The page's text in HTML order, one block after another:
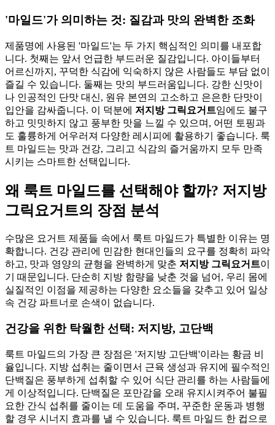
'마일드'가 의미하는 것: 질감과 맛의 완벽한 조화
제품명에 사용된 '마일드'는 두 가지 핵심적인 의미를 내포합
니다. 첫째는 앞서 언급한 부드러운 질감입니다. 아이들부터
어르신까지, 꾸덕한 식감에 익숙하지 않은 사람들도 부담 없이
즐길 수 있습니다. 둘째는 맛의 부드러움입니다. 강한 신맛이
나 인공적인 단맛 대신, 원유 본연의 고소하고 은은한 단맛이
입안을 감싸줍니다. 이 덕분에 저지방 그릭요거트임에도 불구
하고 밋밋하지 않고 풍부한 맛을 느낄 수 있으며, 어떤 토핑과
도 훌륭하게 어우러져 다양한 레시피에 활용하기 좋습니다. 룩
트 마일드는 맛과 건강, 그리고 식감의 즐거움까지 모두 만족
시키는 스마트한 선택입니다.
왜 룩트 마일드를 선택해야 할까? 저지방
그릭요거트의 장점 분석
수많은 요거트 제품들 속에서 룩트 마일드가 특별한 이유는 명
확합니다. 건강 관리에 민감한 현대인들의 요구를 정확히 파악
하고, 맛과 영양의 균형을 완벽하게 맞춘 저지방 그릭요거트이
기 때문입니다. 단순히 지방 함량을 낮춘 것을 넘어, 우리 몸에
실질적인 이점을 제공하는 다양한 요소들을 갖추고 있어 일상
속 건강 파트너로 손색이 없습니다.
건강을 위한 탁월한 선택: 저지방, 고단백
룩트 마일드의 가장 큰 장점은 '저지방 고단백'이라는 황금 비
율입니다. 지방 섭취는 줄이면서 근육 생성과 유지에 필수적인
단백질은 풍부하게 섭취할 수 있어 식단 관리를 하는 사람들에
게 이상적입니다. 단백질은 포만감을 오래 유지시켜주어 불필
요한 간식 섭취를 줄이는 데 도움을 주며, 꾸준한 운동과 병행
할 경우 시너지 효과를 낼 수 있습니다. 룩트 마일드 한 컵으로